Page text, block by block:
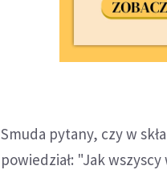
Smuda pytany, czy w
powiedział: "Jak